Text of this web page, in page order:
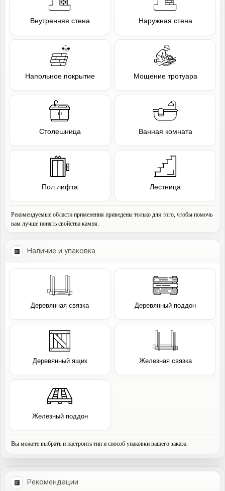
Внутренняя стена Наружная стена
Напольное покрытие Мощение тротуара
Столешница Ванная комната
Пол лифта Лестница
Рекомендуемые области применения приведены только для того, чтобы помочь
вам лучше понять свойства камня.
Наличие и упаковка
Деревянная связка Деревянный поддон
Деревянный ящик Железная связка
Железный поддон
Вы можете выбрать и настроить тип и способ упаковки вашего заказа.
Рекомендации